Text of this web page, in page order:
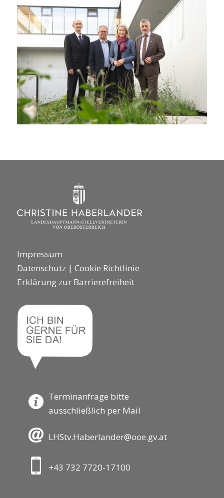
Impressum
Datenschutz | Cookie Richtlinie
Erklärung zur Barrierefreiheit
Terminanfrage bitte
ausschließlich per Mail
LHStv.Haberlander@ooe.gv.at
+43 732 7720-17100